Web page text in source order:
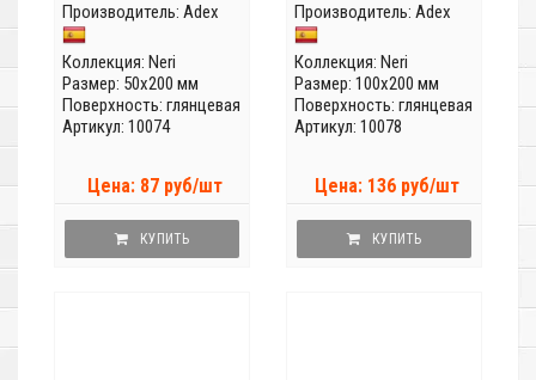
Производитель: Adex
Коллекция: Neri
Размер: 50x200 мм
Поверхность: глянцевая
Артикул: 10074
Цена: 87 руб/шт
КУПИТЬ
Производитель: Adex
Коллекция: Neri
Размер: 100x200 мм
Поверхность: глянцевая
Артикул: 10078
Цена: 136 руб/шт
КУПИТЬ